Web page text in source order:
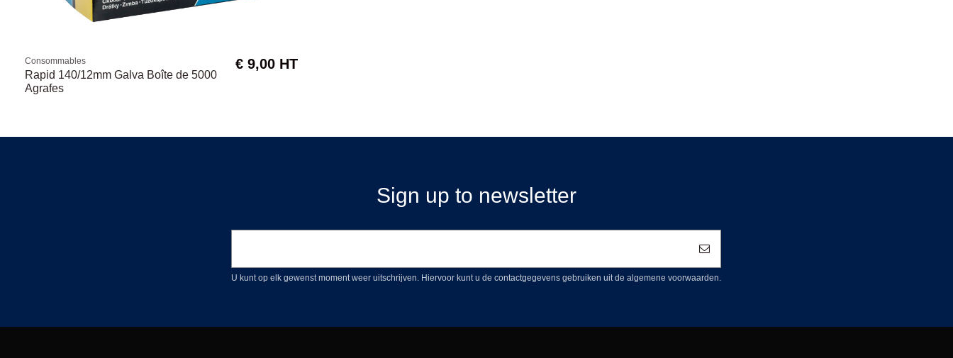
Consommables
Rapid 140/12mm Galva Boîte de 5000
Agrafes
€ 9,00 HT
Sign up to newsletter
U kunt op elk gewenst moment weer uitschrijven. Hiervoor kunt u de contactgegevens gebruiken uit de algemene voorwaarden.